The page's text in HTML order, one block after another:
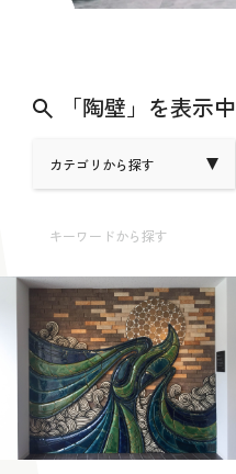
「陶壁」を表示中
カテゴリから探す
キーワードから探す